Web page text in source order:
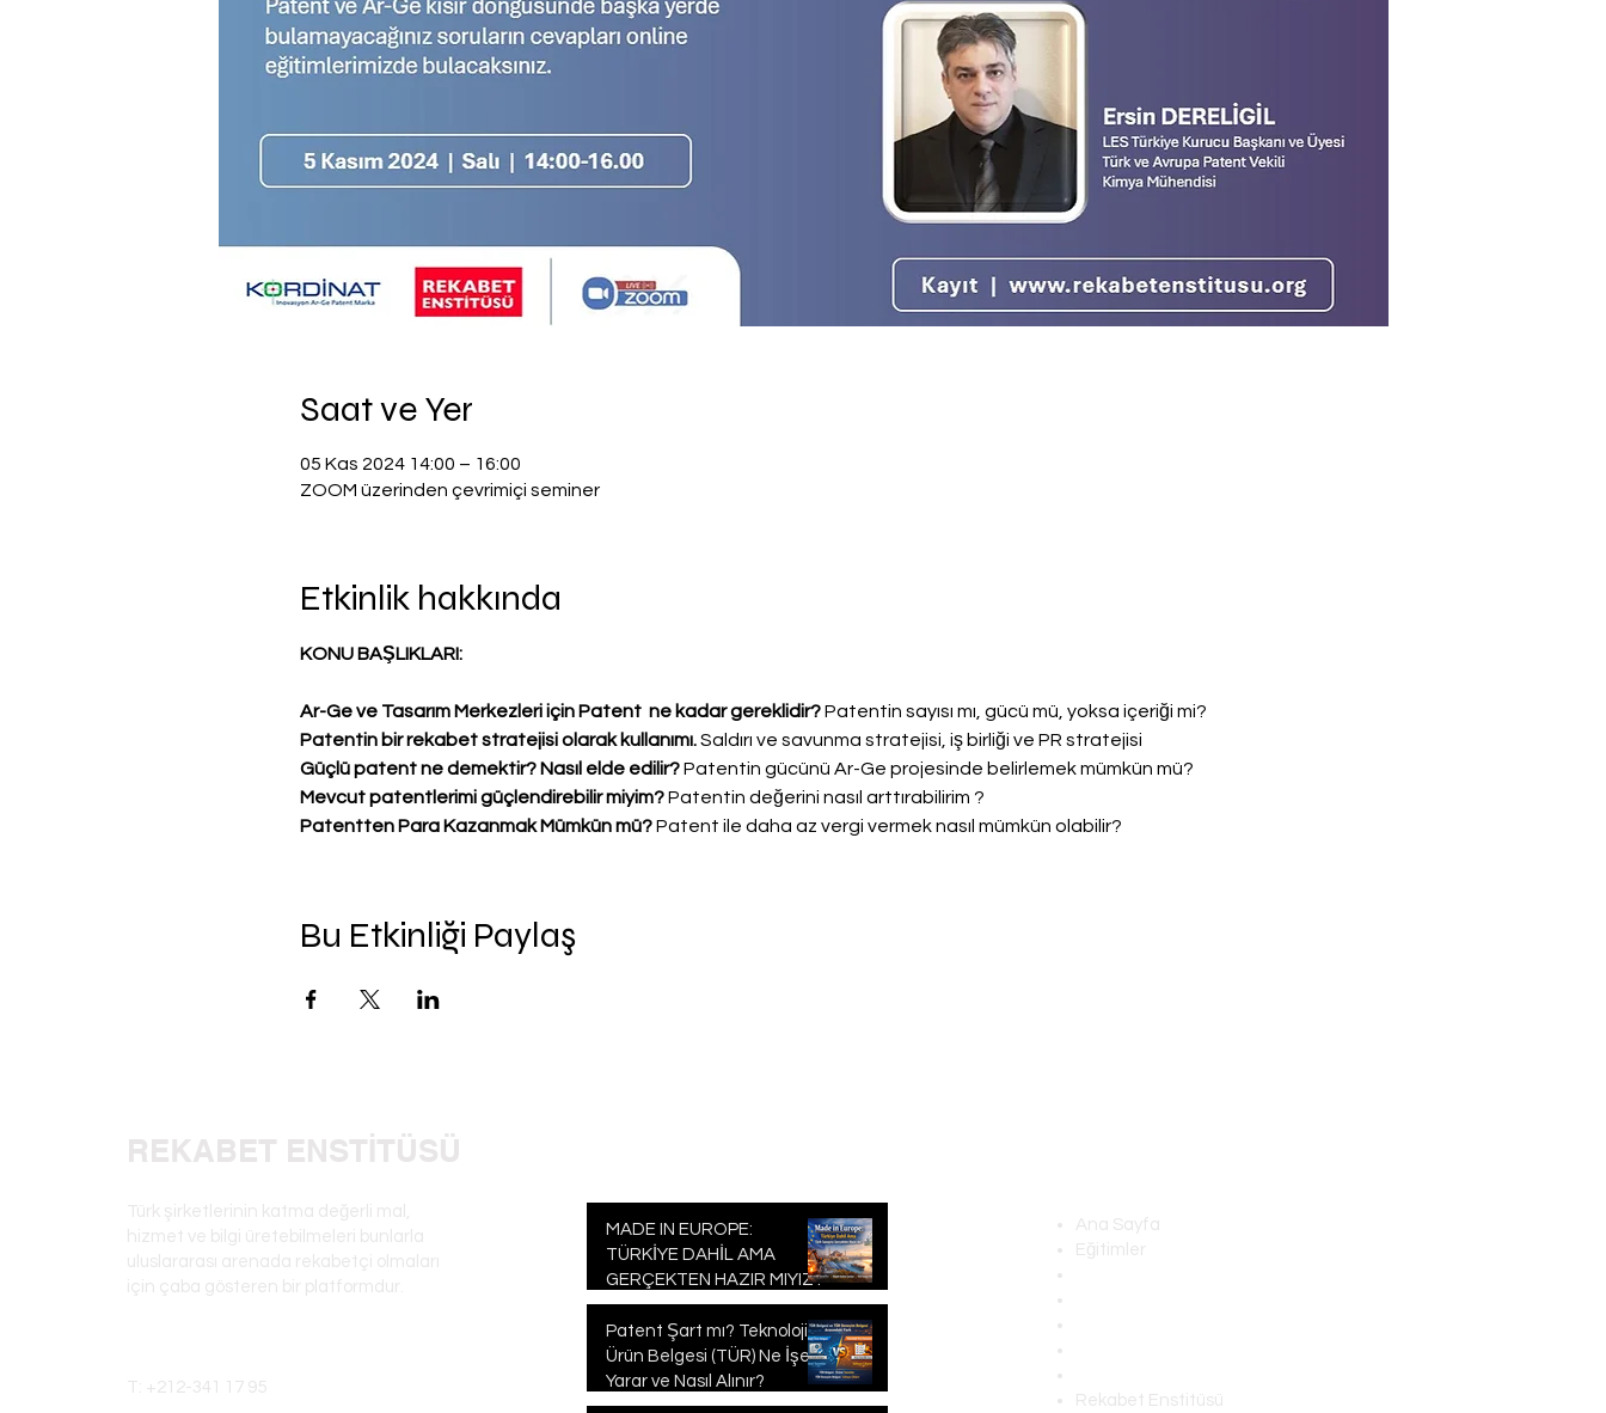
Saat ve Yer
05 Kas 2024 14:00 – 16:00
ZOOM üzerinden çevrimiçi seminer
Etkinlik hakkında
KONU BAŞLIKLARI:
Ar-Ge ve Tasarım Merkezleri için Patent  ne kadar gereklidir? Patentin sayısı mı, gücü mü, yoksa içeriği mi?
Patentin bir rekabet stratejisi olarak kullanımı. Saldırı ve savunma stratejisi, iş birliği ve PR stratejisi
Güçlü patent ne demektir? Nasıl elde edilir? Patentin gücünü Ar-Ge projesinde belirlemek mümkün mü?
Mevcut patentlerimi güçlendirebilir miyim? Patentin değerini nasıl arttırabilirim ?
Patentten Para Kazanmak Mümkün mü? Patent ile daha az vergi vermek nasıl mümkün olabilir?
Bu Etkinliği Paylaş
REKABET ENSTİTÜSÜ
Türk şirketlerinin katma değerli mal,
hizmet ve bilgi üretebilmeleri bunlarla
uluslararası arenada rekabetçi olmaları
için çaba gösteren bir platformdur.
T: +212-341 17 95
MADE IN EUROPE:
TÜRKİYE DAHİL AMA
GERÇEKTEN HAZIR MIYIZ?
Patent Şart mı? Teknolojik
Ürün Belgesi (TÜR) Ne İşe
Yarar ve Nasıl Alınır?
Ana Sayfa
Eğitimler
Rekabet Enstitüsü